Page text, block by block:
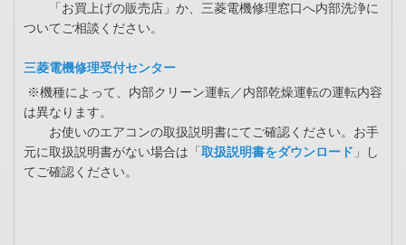
「お買上げの販売店」か、三菱電機修理窓口へ内部洗浄に
ついてご相談ください。
三菱電機修理受付センター
※機種によって、内部クリーン運転／内部乾燥運転の運転内容
は異なります。
お使いのエアコンの取扱説明書にてご確認ください。お手
元に取扱説明書がない場合は「 取扱説明書をダウンロード 」し
てご確認ください。